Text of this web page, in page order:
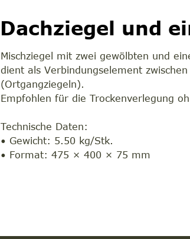
Dachziegel und
Mischziegel mit zwei gewölbten und
dient als Verbindungselement
(Ortgangziegeln).
Empfohlen für die Trockenverlegung
Technische Daten:
• Gewicht: 5.50 kg/Stk.
• Format: 475 × 400 × 75 mm